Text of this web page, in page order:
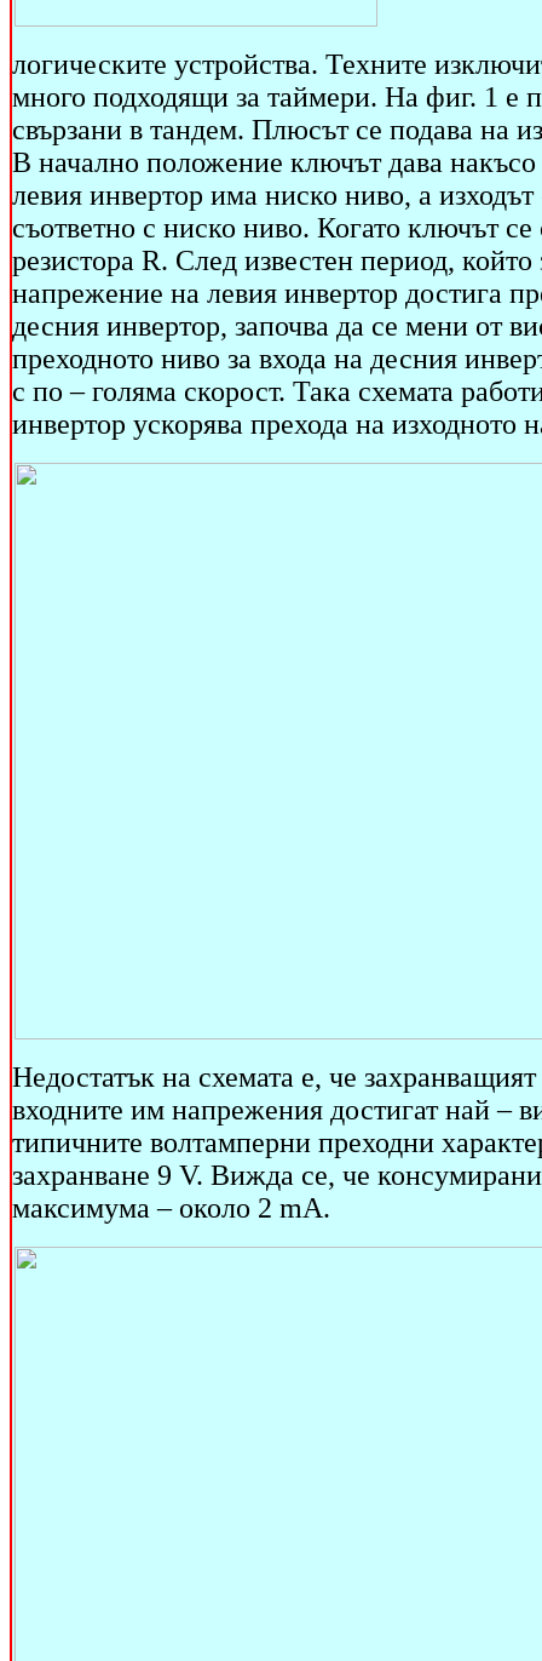
логическите устройства. Техните
много подходящи за таймери. На фиг. 1 е
свързани в тандем. Плюсът се подава на
В начално положение ключът дава накъсо
левия инвертор има ниско ниво, а
съответно с ниско ниво. Когато ключът
резистора R. След известен период,
напрежение на левия инвертор достига
десния инвертор, започва да се мени от
преходното ниво за входа на десния
с по – голяма скорост. Така схемата
инвертор ускорява прехода на изходното
Недостатък на схемата е, че
входните им напрежения достигат най –
типичните волтамперни преходни
захранване 9 V. Вижда се, че
максимума – около 2 mA.